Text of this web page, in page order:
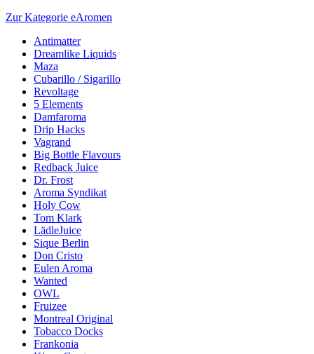
Zur Kategorie eAromen
Antimatter
Dreamlike Liquids
Maza
Cubarillo / Sigarillo
Revoltage
5 Elements
Damfaroma
Drip Hacks
Vagrand
Big Bottle Flavours
Redback Juice
Dr. Frost
Aroma Syndikat
Holy Cow
Tom Klark
LädleJuice
Sique Berlin
Don Cristo
Eulen Aroma
Wanted
OWL
Fruizee
Montreal Original
Tobacco Docks
Frankonia